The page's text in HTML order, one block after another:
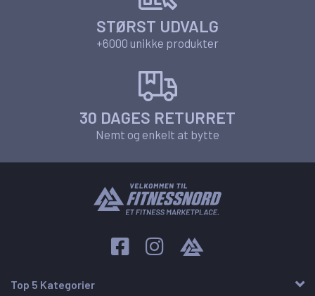
STØRST UDVALG
+6000 unikke produkter
30 DAGES RETURRET
Nemt og enkelt at bytte
Top 5 Kategorier